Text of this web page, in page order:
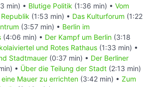
min) • Blutige Politik (1:36 min) • Vom
(1:53 min) • Das Kulturforum (1:22
(3:57 min) • Berlin im
(4:06 min) • Der Kampf um Berlin (3:18
und Rotes Rathaus (1:33 min) •
Stadtmauer (0:37 min) • Der Berliner
• Über die Teilung der Stadt (2:13 min)
Mauer zu errichten (3:42 min) • Zum